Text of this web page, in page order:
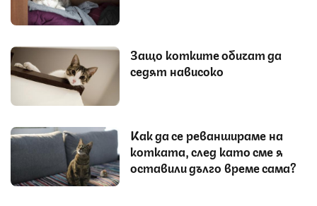
Защо котките обичат да
седят нависоко
Как да се реваншираме на
котката, след като сме я
оставили дълго време сама?